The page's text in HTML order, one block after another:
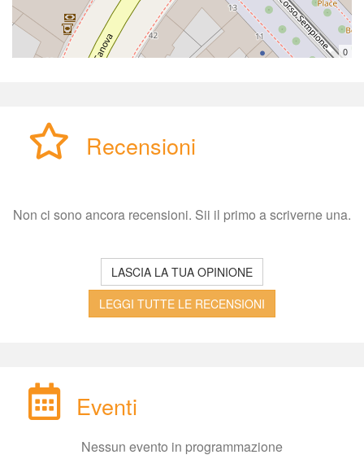
0
Recensioni
Non ci sono ancora recensioni. Sii il primo a scriverne una.
LASCIA LA TUA OPINIONE
LEGGI TUTTE LE RECENSIONI
Eventi
Nessun evento in programmazione